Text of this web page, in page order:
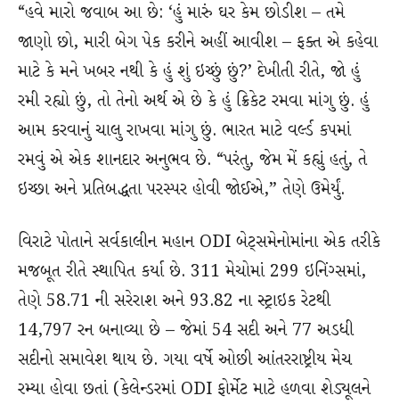
“હવે મારો જવાબ આ છે: ‘હું મારું ઘર કેમ છોડીશ – તમે
જાણો છો, મારી બેગ પેક કરીને અહીં આવીશ – ફક્ત એ કહેવા
માટે કે મને ખબર નથી કે હું શું ઇચ્છું છું?’ દેખીતી રીતે, જો હું
રમી રહ્યો છું, તો તેનો અર્થ એ છે કે હું ક્રિકેટ રમવા માંગુ છું. હું
આમ કરવાનું ચાલુ રાખવા માંગુ છું. ભારત માટે વર્લ્ડ કપમાં
રમવું એ એક શાનદાર અનુભવ છે. “પરંતુ, જેમ મેં કહ્યું હતું, તે
ઇચ્છા અને પ્રતિબદ્ધતા પરસ્પર હોવી જોઈએ,” તેણે ઉમેર્યું.
વિરાટે પોતાને સર્વકાલીન મહાન ODI બેટ્સમેનોમાંના એક તરીકે
મજબૂત રીતે સ્થાપિત કર્યા છે. 311 મેચોમાં 299 ઇનિંગ્સમાં,
તેણે 58.71 ની સરેરાશ અને 93.82 ના સ્ટ્રાઇક રેટથી
14,797 રન બનાવ્યા છે – જેમાં 54 સદી અને 77 અડધી
સદીનો સમાવેશ થાય છે. ગયા વર્ષે ઓછી આંતરરાષ્ટ્રીય મેચ
રમ્યા હોવા છતાં (કેલેન્ડરમાં ODI ફોર્મેટ માટે હળવા શેડ્યૂલને